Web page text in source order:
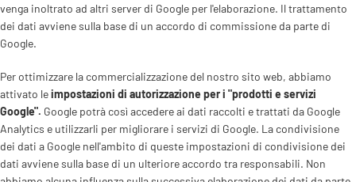
venga inoltrato ad altri server di Google per l'elaborazione. Il trattamento
dei dati avviene sulla base di un accordo di commissione da parte di
Google.
Per ottimizzare la commercializzazione del nostro sito web, abbiamo
attivato leimpostazioni di autorizzazione per i "prodotti e servizi
Google". Google potrà così accedere ai dati raccolti e trattati da Google
Analytics e utilizzarli per migliorare i servizi di Google. La condivisione
dei dati a Google nell'ambito di queste impostazioni di condivisione dei
dati avviene sulla base di un ulteriore accordo tra responsabili. Non